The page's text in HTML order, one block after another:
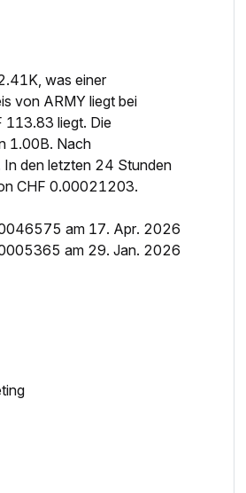
was einer
von ARMY liegt bei
113.83 liegt. Die
1.00B. Nach
In den letzten 24 Stunden
CHF 0.00021203.
am 17. Apr. 2026
am 29. Jan. 2026